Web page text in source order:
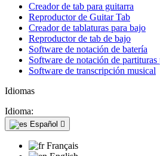
Creador de tab para guitarra
Reproductor de Guitar Tab
Creador de tablaturas para bajo
Reproductor de tab de bajo
Software de notación de batería
Software de notación de partituras
Software de transcripción musical
Idiomas
Idioma:
Español 
Français